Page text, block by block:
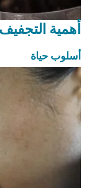
أهمية
أسلوب حياة